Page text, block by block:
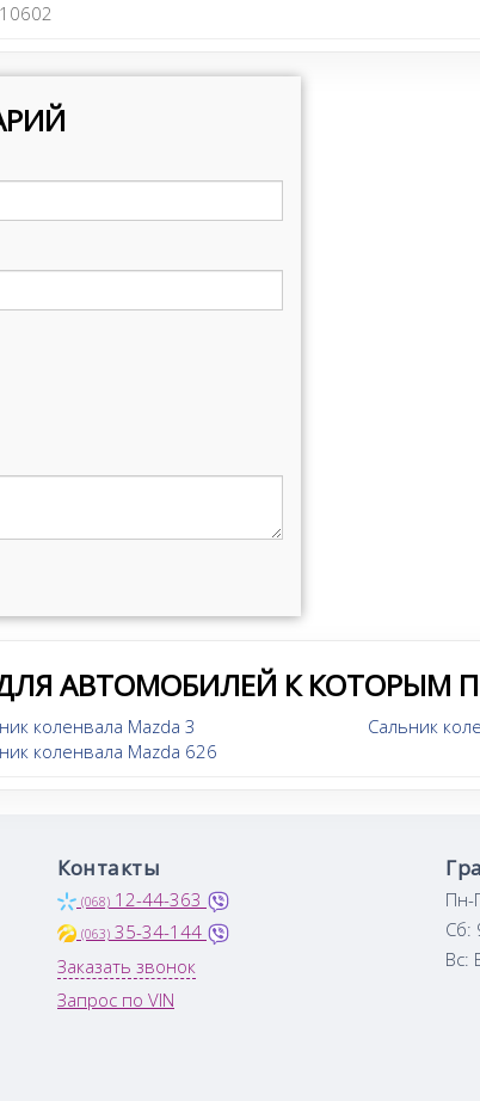
АВТОМОБИЛЕЙ К КОТОРЫМ
коленвала Mazda 3 Сальник
коленвала Mazda 626
Контакты
(068) 12-44-363
(063) 35-34-144
Заказать звонок
Запрос по VIN
Пн-
Сб:
Вс: